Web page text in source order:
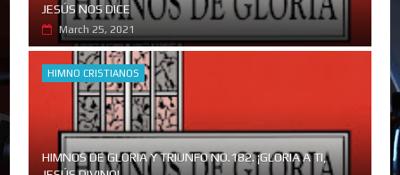
JESÚS NOS DICE
March 25, 2021
HIMNO CRISTIANOS
HIMNOS DE GLORIA Y TRIUNFO NO.182. ¡GLORIA A TI,